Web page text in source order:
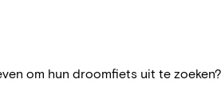
om hun droomfiets uit te